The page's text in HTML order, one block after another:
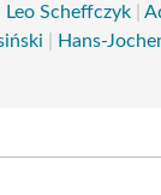
Leo Scheffczyk |
Hans-